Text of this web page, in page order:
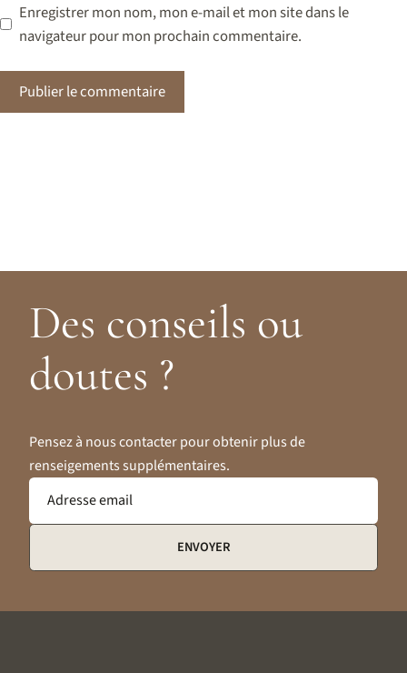
Enregistrer mon nom, mon e-mail et mon site dans le
navigateur pour mon prochain commentaire.
Des conseils ou
doutes ?
Pensez à nous contacter pour obtenir plus de
renseigements supplémentaires.
Adresse email
ENVOYER